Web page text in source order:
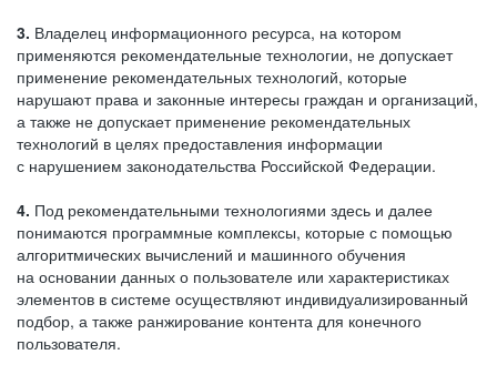
3. Владелец информационного ресурса, на котором
применяются рекомендательные технологии, не допускает
применение рекомендательных технологий, которые
нарушают права и законные интересы граждан и организаций,
а также не допускает применение рекомендательных
технологий в целях предоставления информации
с нарушением законодательства Российской Федерации.
4. Под рекомендательными технологиями здесь и далее
понимаются программные комплексы, которые с помощью
алгоритмических вычислений и машинного обучения
на основании данных о пользователе или характеристиках
элементов в системе осуществляют индивидуализированный
подбор, а также ранжирование контента для конечного
пользователя.